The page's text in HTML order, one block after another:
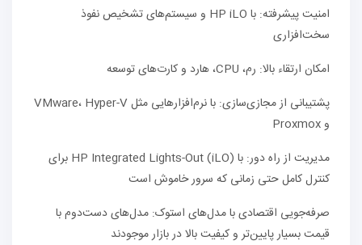
امنیت پیشرفته: با HP iLO و سیستم‌های تشخیص نفوذ
سخت‌افزاری
امکان ارتقاء بالا: رم، CPU، هارد و کارت‌های توسعه
پشتیبانی از مجازی‌سازی: با نرم‌افزارهایی مثل VMware، Hyper-V
و Proxmox
مدیریت از راه دور: با HP Integrated Lights-Out (iLO) برای
کنترل کامل حتی زمانی که سرور خاموش است
صرفه‌جویی اقتصادی با مدل‌های استوک: مدل‌های دست‌دوم با
قیمت بسیار پایین‌تر و کیفیت بالا در بازار موجودند